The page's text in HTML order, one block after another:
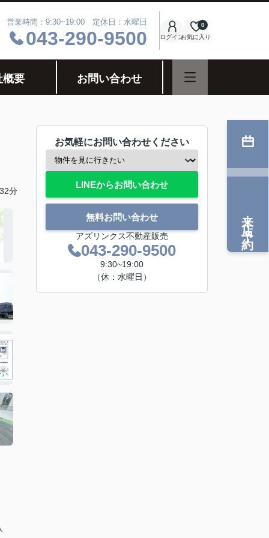
営業時間：9:30~19:00 定休日：水曜日
043-290-9500 ログインお気に入り
0
概要 お問い合わせ
分
お気軽にお問い合わせください
LINEからお問い合わせ
無料お問い合わせ
アズリンクス不動産販売
043-290-9500
9:30~19:00
（休：水曜日）
来店予約